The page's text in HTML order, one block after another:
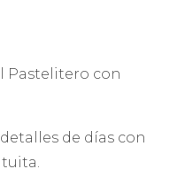
Pastelitero con
de días con